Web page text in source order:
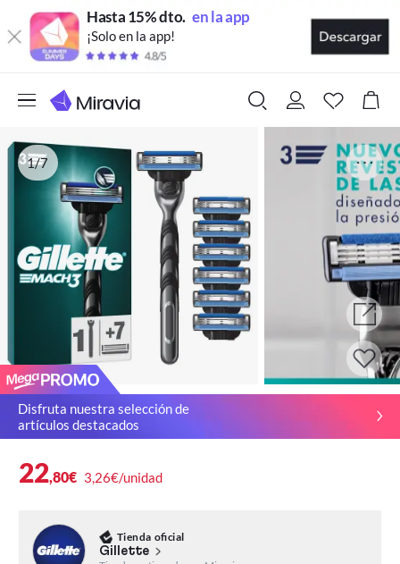
Hasta 15% dto. en la app
¡Solo en la app!
1/7
Disfruta nuestra selección de
artículos destacados
22,80€ 3,26€/unidad
Tienda oficial
Gillette